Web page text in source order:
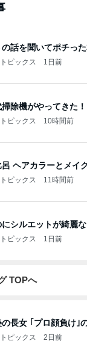
話を聞いてポチっ
ピックス 1日前
除機がやってきた！
ピックス 10時間前
ヘアカラーとメイ
ピックス 11時間前
シルエットが綺麗
ピックス 1日前
TOPへ
長女 ｢プロ顔負け｣
ピックス 2日前